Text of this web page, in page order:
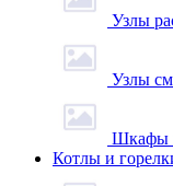
Узлы
Узлы
Шкафы
Котлы и